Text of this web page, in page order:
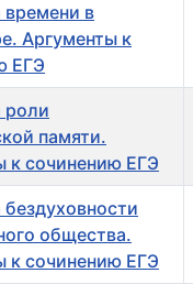
в
Аргументы к
ЕГЭ
роли
памяти.
к сочинению ЕГЭ
общества.
к сочинению ЕГЭ